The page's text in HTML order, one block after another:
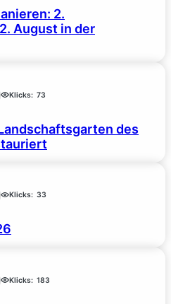
2.
August in der
Klicks: 73
des
Klicks: 33
Klicks: 183